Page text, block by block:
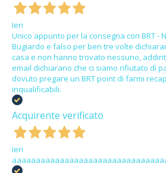
Ieri
Unico appunto per la consegna con BRT -
Bugiardo e falso per ben tre volte
casa e non hanno trovato nessuno,
email dichiarano che ci siamo rifiutato di
dovuto pregare un BRT point di farmi
inqualificabili.
Acquirente verificato
Ieri